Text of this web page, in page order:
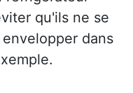
qu'ils ne se
dans